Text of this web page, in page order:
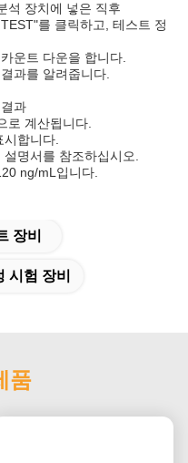
석 장치에 넣은 직후
를 클릭하고, 테스트 정
운트 다운을 합니다.
과를 알려줍니다.
과
로 계산됩니다.
합니다.
명서를 참조하십시오.
ng/mL입니다.
장비
시험 장비
품